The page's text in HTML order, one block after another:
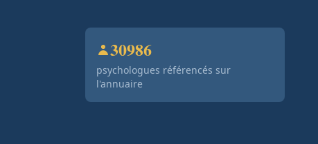
30986
psychologues référencés sur
l'annuaire